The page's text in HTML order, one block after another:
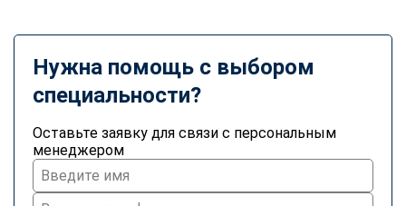
Нужна помощь с выбором
специальности?
Оставьте заявку для связи с персональным
менеджером